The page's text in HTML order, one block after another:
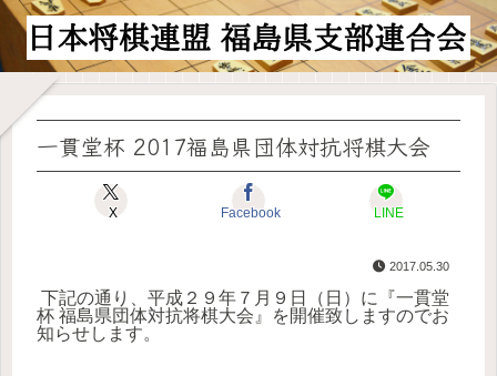
一貫堂杯 2017福島県団体対抗将棋大会
X Facebook LINE
2017.05.30
下記の通り、平成２９年７月９日（日）に『一貫堂
杯 福島県団体対抗将棋大会 』を開催致しますのでお
知らせします。